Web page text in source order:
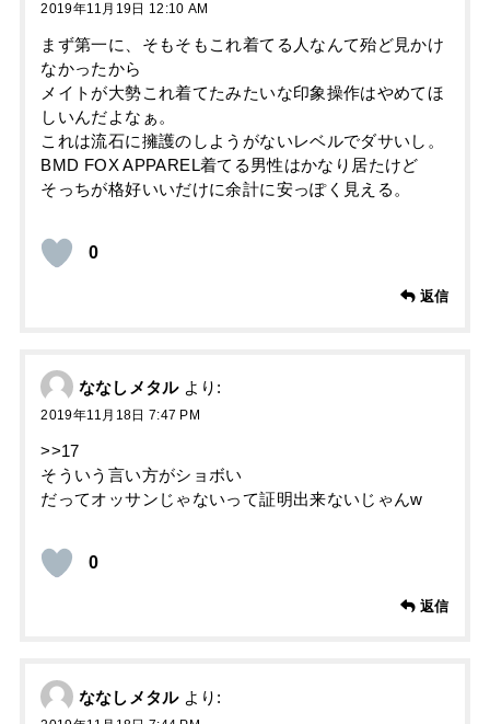
2019年11月19日 12:10 AM
まず第一に、そもそもこれ着てる人なんて殆ど見かけ
なかったから
メイトが大勢これ着てたみたいな印象操作はやめてほ
しいんだよなぁ。
これは流石に擁護のしようがないレベルでダサいし。
BMD FOX APPAREL着てる男性はかなり居たけど
そっちが格好いいだけに余計に安っぽく見える。
0
返信
ななしメタル より:
2019年11月18日 7:47 PM
>>17
そういう言い方がショボい
だってオッサンじゃないって証明出来ないじゃんw
0
返信
ななしメタル より: